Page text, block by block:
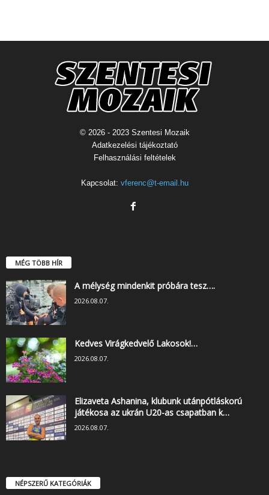
© 2026 - 2023 Szentesi Mozaik
Adatkezelési tájékoztató
Felhasználási feltételek
Kapcsolat: vferenc@t-email.hu
MÉG TÖBB HÍR
A mélység mindenkit próbára tesz….
2026.08.07.
Kedves Virágkedvelő Lakosok!…
2026.08.07.
Elizaveta Ashanina, klubunk utánpótláskorú
játékosa az ukrán U20-as csapatban k…
2026.08.07.
NÉPSZERŰ KATEGÓRIÁK